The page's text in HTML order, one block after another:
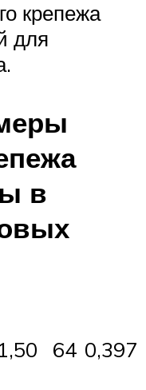
крепежа
для
в
1,50 64 0,397